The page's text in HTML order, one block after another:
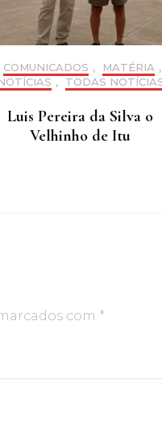
COMUNICADOS , MATÉRIA ,
, TODAS
Luis Pereira da Silva o
Velhinho de Itu
com *